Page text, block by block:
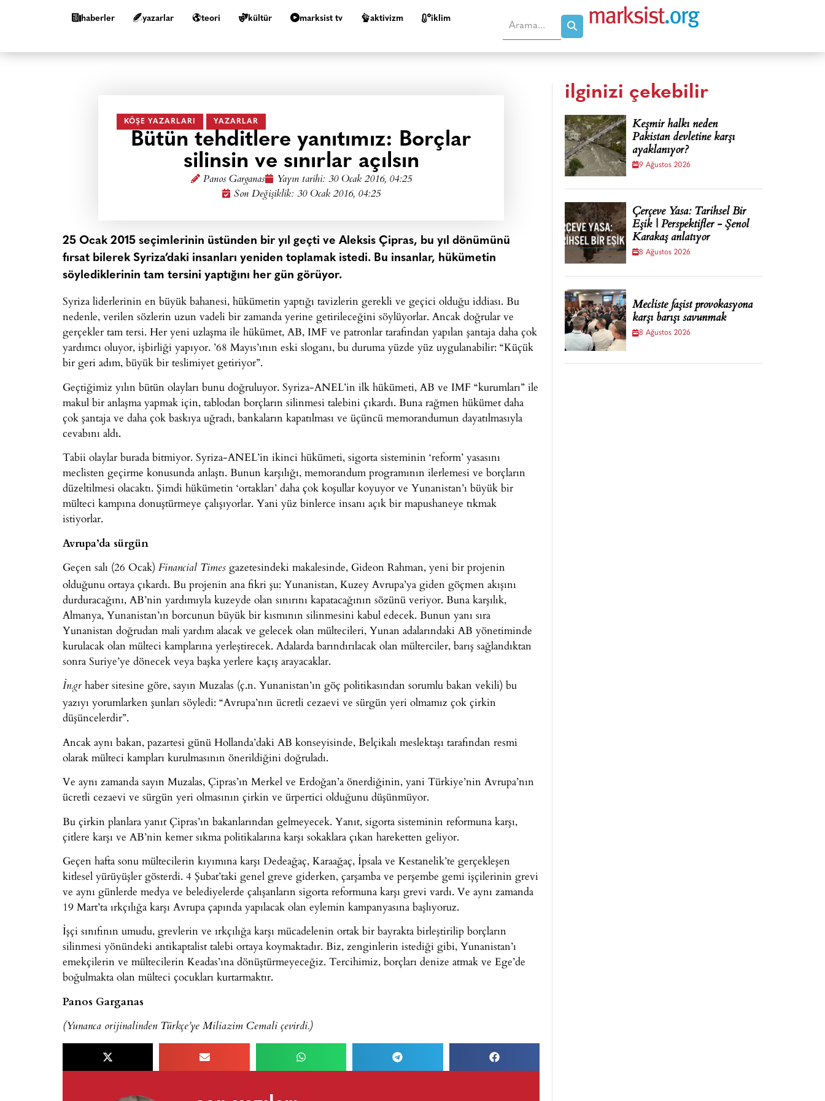
haberler yazarlar teori kültür marksist tv aktivizm i̇klim
KÖŞE YAZARLARI YAZARLAR
Bütün tehditlere yanıtımız: Borçlar
silinsin ve sınırlar açılsın
Panos Garganas Yayın tarihi: 30 Ocak 2016, 04:25
Son Değişiklik: 30 Ocak 2016, 04:25
25 Ocak 2015 seçimlerinin üstünden bir yıl geçti ve Aleksis Çipras, bu yıl dönümünü
fırsat bilerek Syriza’daki insanları yeniden toplamak istedi. Bu insanlar, hükümetin
söylediklerinin tam tersini yaptığını her gün görüyor.
Syriza liderlerinin en büyük bahanesi, hükümetin yaptığı tavizlerin gerekli ve geçici olduğu iddiası. Bu
nedenle, verilen sözlerin uzun vadeli bir zamanda yerine getirileceğini söylüyorlar. Ancak doğrular ve
gerçekler tam tersi. Her yeni uzlaşma ile hükümet, AB, IMF ve patronlar tarafından yapılan şantaja daha çok
yardımcı oluyor, işbirliği yapıyor. ’68 Mayıs’ının eski sloganı, bu duruma yüzde yüz uygulanabilir: “Küçük
bir geri adım, büyük bir teslimiyet getiriyor”.
Geçtiğimiz yılın bütün olayları bunu doğruluyor. Syriza-ANEL’in ilk hükümeti, AB ve IMF “kurumları” ile
makul bir anlaşma yapmak için, tablodan borçların silinmesi talebini çıkardı. Buna rağmen hükümet daha
çok şantaja ve daha çok baskıya uğradı, bankaların kapatılması ve üçüncü memorandumun dayatılmasıyla
cevabını aldı.
Tabii olaylar burada bitmiyor. Syriza-ANEL’in ikinci hükümeti, sigorta sisteminin ‘reform’ yasasını
meclisten geçirme konusunda anlaştı. Bunun karşılığı, memorandum programının ilerlemesi ve borçların
düzeltilmesi olacaktı. Şimdi hükümetin ‘ortakları’ daha çok koşullar koyuyor ve Yunanistan’ı büyük bir
mülteci kampına donuştürmeye çalışıyorlar. Yani yüz binlerce insanı açık bir mapushaneye tıkmak
istiyorlar.
Avrupa’da sürgün
Geçen salı (26 Ocak) Financial Times gazetesindeki makalesinde, Gideon Rahman, yeni bir projenin
olduğunu ortaya çıkardı. Bu projenin ana fikri şu: Yunanistan, Kuzey Avrupa’ya giden göçmen akışını
durduracağını, AB’nin yardımıyla kuzeyde olan sınırını kapatacağının sözünü veriyor. Buna karşılık,
Almanya, Yunanistan’ın borcunun büyük bir kısmının silinmesini kabul edecek. Bunun yanı sıra
Yunanistan doğrudan mali yardım alacak ve gelecek olan mültecileri, Yunan adalarındaki AB yönetiminde
kurulacak olan mülteci kamplarına yerleştirecek. Adalarda barındırılacak olan mülterciler, barış sağlandıktan
sonra Suriye’ye dönecek veya başka yerlere kaçış arayacaklar.
İn.gr haber sitesine göre, sayın Muzalas (ç.n. Yunanistan’ın göç politikasından sorumlu bakan vekili) bu
yazıyı yorumlarken şunları söyledi: “Avrupa’nın ücretli cezaevi ve sürgün yeri olmamız çok çirkin
düşüncelerdir”.
Ancak aynı bakan, pazartesi günü Hollanda’daki AB konseyisinde, Belçikalı meslektaşı tarafından resmi
olarak mülteci kampları kurulmasının önerildiğini doğruladı.
Ve aynı zamanda sayın Muzalas, Çipras’ın Merkel ve Erdoğan’a önerdiğinin, yani Türkiye’nin Avrupa’nın
ücretli cezaevi ve sürgün yeri olmasının çirkin ve ürpertici olduğunu düşünmüyor.
Bu çirkin planlara yanıt Çipras’ın bakanlarından gelmeyecek. Yanıt, sigorta sisteminin reformuna karşı,
çitlere karşı ve AB’nin kemer sıkma politikalarına karşı sokaklara çıkan hareketten geliyor.
Geçen hafta sonu mültecilerin kıyımına karşı Dedeağaç, Karaağaç, İpsala ve Kestanelik’te gerçekleşen
kitlesel yürüyüşler gösterdi. 4 Şubat’taki genel greve giderken, çarşamba ve perşembe gemi işçilerinin grevi
ve aynı günlerde medya ve belediyelerde çalışanların sigorta reformuna karşı grevi vardı. Ve aynı zamanda
19 Mart’ta ırkçılığa karşı Avrupa çapında yapılacak olan eylemin kampanyasına başlıyoruz.
İşçi sınıfının umudu, grevlerin ve ırkçılığa karşı mücadelenin ortak bir bayrakta birleştirilip borçların
silinmesi yönündeki antikaptalist talebi ortaya koymaktadır. Biz, zenginlerin istediği gibi, Yunanistan’ı
emekçilerin ve mültecilerin Keadas’ına dönüştürmeyeceğiz. Tercihimiz, borçları denize atmak ve Ege’de
boğulmakta olan mülteci çocukları kurtarmaktır.
Panos Garganas
(Yunanca orijinalinden Türkçe’ye Miliazim Cemali çevirdi.)
ilginizi çekebilir
Keşmir halkı neden
Pakistan devletine karşı
ayaklanıyor?
9 Ağustos 2026
Çerçeve Yasa: Tarihsel Bir
Eşik | Perspektifler - Şenol
Karakaş anlatıyor
8 Ağustos 2026
Mecliste faşist provokasyona
karşı barışı savunmak
8 Ağustos 2026